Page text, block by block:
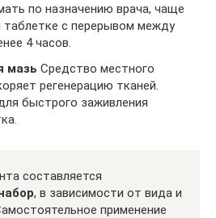
по назначению врача, чаще
таблетке с перерывом между
4 часов.
мазь Средство местного
регенерацию тканей.
быстрого заживления
составляется
, в зависимости от вида и
применение